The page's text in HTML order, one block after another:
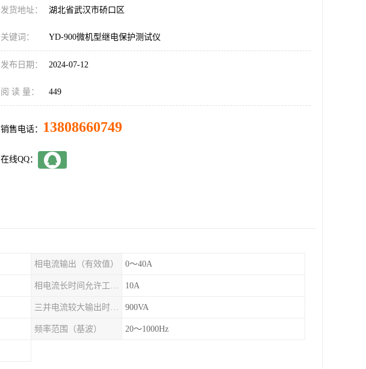
发货地址： 湖北省武汉市硚口区
关键词： YD-900微机型继电保护测试仪
发布日期： 2024-07-12
阅 读 量： 449
销售电话： 13808660749
在线QQ：
相电流输出（有效值） 0～40A
相电流长时间允许工作值（有效值） 10A
三并电流较大输出时较大输出功率 900VA
频率范围（基波） 20～1000Hz